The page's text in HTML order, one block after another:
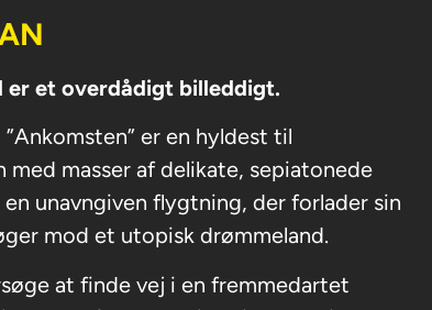
er et overdådigt billeddigt.
er en hyldest til
masser af delikate, sepiatonede
unavngiven flygtning, der forlader sin
mod et utopisk drømmeland.
at finde vej i en fremmedartet